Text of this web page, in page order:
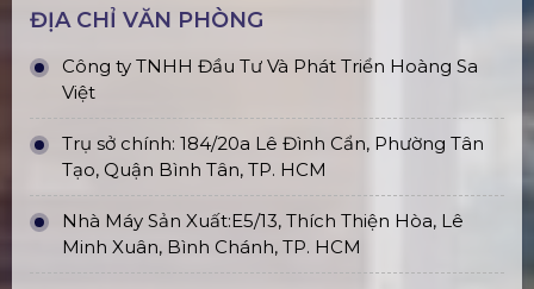
ĐỊA CHỈ VĂN PHÒNG
Công ty TNHH Đầu Tư Và Phát Triển Hoàng Sa
Việt
Trụ sở chính: 184/20a Lê Đình Cẩn, Phường Tân
Tạo, Quận Bình Tân, TP. HCM
Nhà Máy Sản Xuất:E5/13, Thích Thiện Hòa, Lê
Minh Xuân, Bình Chánh, TP. HCM